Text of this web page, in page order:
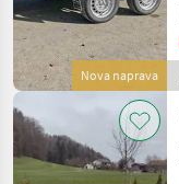
Nova naprava